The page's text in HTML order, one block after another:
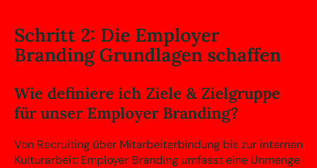
Schritt 2: Die Employer
Branding Grundlagen schaffen
Wie definiere ich Ziele & Zielgruppe
für unser Employer Branding?
Von Recruiting über Mitarbeiterbindung bis zur internen
Kulturarbeit: Employer Branding umfasst eine Unmenge